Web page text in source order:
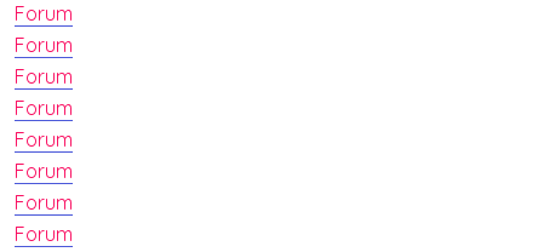
Forum
Forum
Forum
Forum
Forum
Forum
Forum
Forum